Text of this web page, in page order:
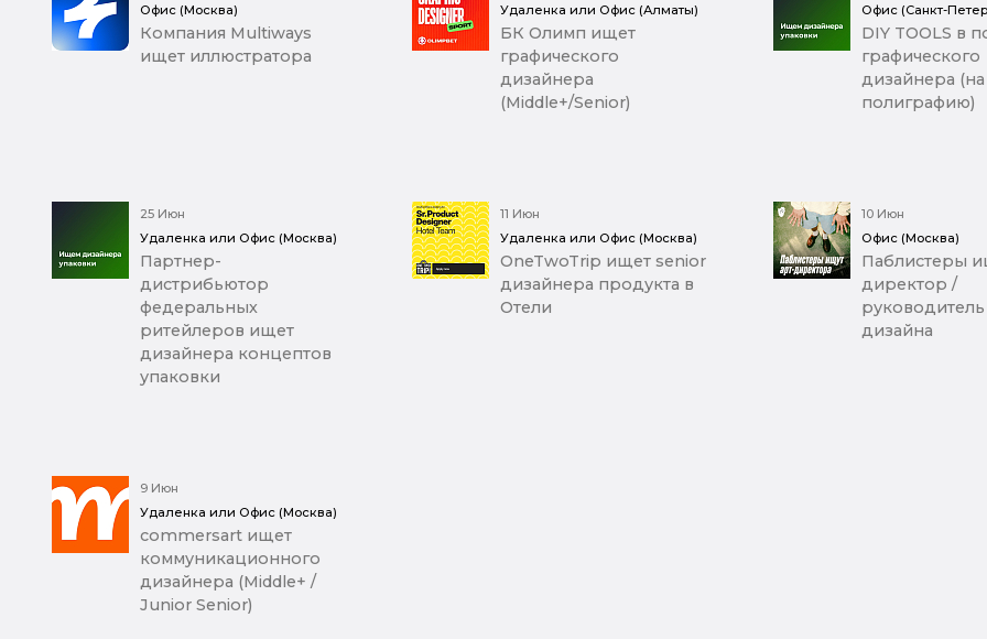
Офис (Москва)
Компания Multiways
ищет иллюстратора
Удаленка или Офис (Алматы)
БК Олимп ищет
графического
дизайнера
(Middle+/Senior)
Офис (Санкт-
DIY TOOLS в
графического
дизайнера (на
полиграфию)
25 Июн
Удаленка или Офис (Москва)
Партнер-
дистрибьютор
федеральных
ритейлеров ищет
дизайнера концептов
упаковки
11 Июн
Удаленка или Офис (Москва)
OneTwoTrip ищет senior
дизайнера продукта в
Отели
10 Июн
Офис (Москва)
Паблистеры
директор /
дизайна
9 Июн
Удаленка или Офис (Москва)
commersart ищет
коммуникационного
дизайнера (Middle+ /
Junior Senior)